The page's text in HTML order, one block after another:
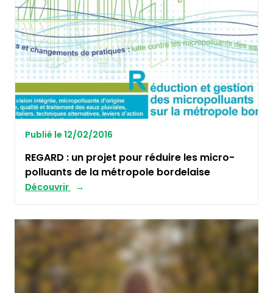
Publié le 12/02/2016
REGARD : un projet pour réduire les micro-
polluants de la métropole bordelaise
Découvrir